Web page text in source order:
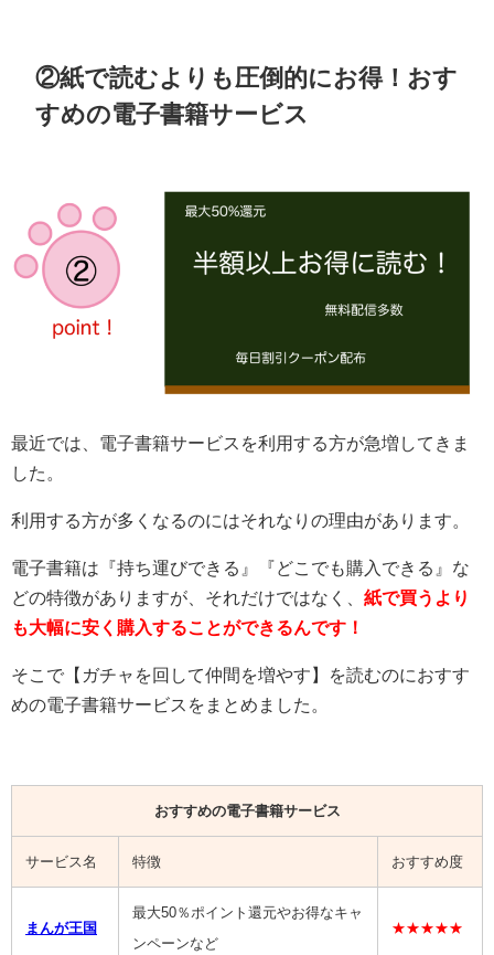
②紙で読むよりも圧倒的にお得！おす
すめの電子書籍サービス
最近では、電子書籍サービスを利用する方が急増してきま
した。
利用する方が多くなるのにはそれなりの理由があります。
電子書籍は『持ち運びできる』『どこでも購入できる』な
どの特徴がありますが、それだけではなく、 紙で買うより
も大幅に安く購入することができるんです！
そこで【 ガチャを回して仲間を増やす】を読むのにおすす
めの電子書籍サービスをまとめました。
おすすめの電子書籍サービス
サービス名 特徴 おすすめ度
まんが王国
最大50％ポイント還元やお得なキャ
ンペーンなど
★★★★★